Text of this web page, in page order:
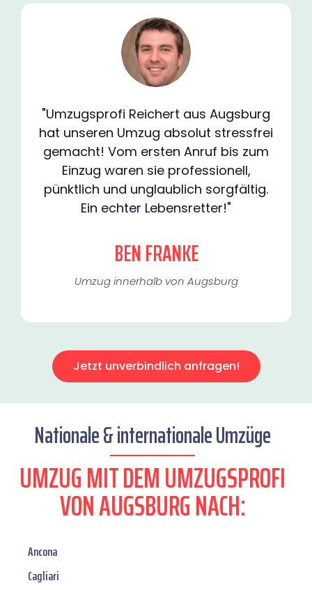
"Umzugsprofi Reichert aus Augsburg
hat unseren Umzug absolut stressfrei
gemacht! Vom ersten Anruf bis zum
Einzug waren sie professionell,
pünktlich und unglaublich sorgfältig.
Ein echter Lebensretter!"
BEN FRANKE
Umzug innerhalb von Augsburg​
Jetzt unverbindlich anfragen!
Nationale & internationale Umzüge
UMZUG MIT DEM UMZUGSPROFI
VON AUGSBURG NACH:
Ancona
Cagliari